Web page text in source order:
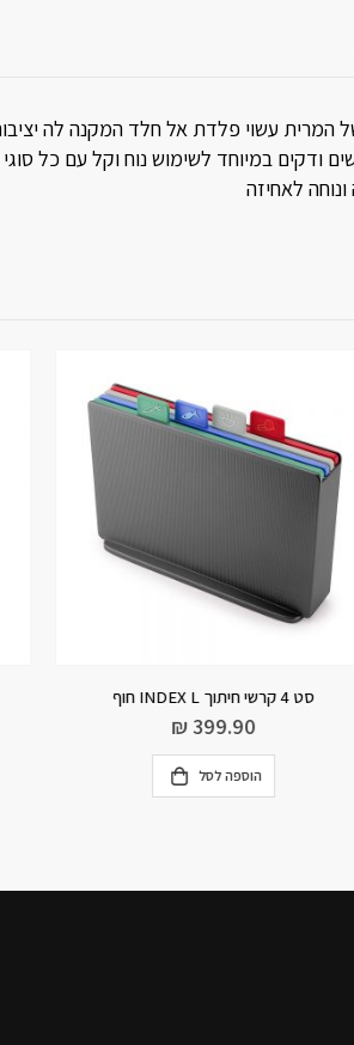
המרית עשוי פלדת אל חלד המקנה לה
ודקים במיוחד לשימוש נוח וקל עם כל סוגי
לאחיזה